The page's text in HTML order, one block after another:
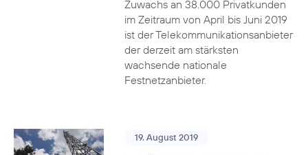
Zuwachs an 38.000 Privatkunden
im Zeitraum von April bis Juni 2019
ist der Telekommunikationsanbieter
der derzeit am stärksten
wachsende nationale
Festnetzanbieter.
19. August 2019